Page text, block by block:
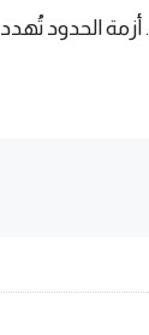
أزمة الحدود تُهدد